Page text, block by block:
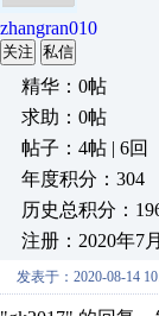
zhangran010
关注 私信
精华：0帖
求助：0帖
帖子：4帖 | 6回
年度积分：304
历史总积分：
注册：2020年7
发表于：2020-08-14